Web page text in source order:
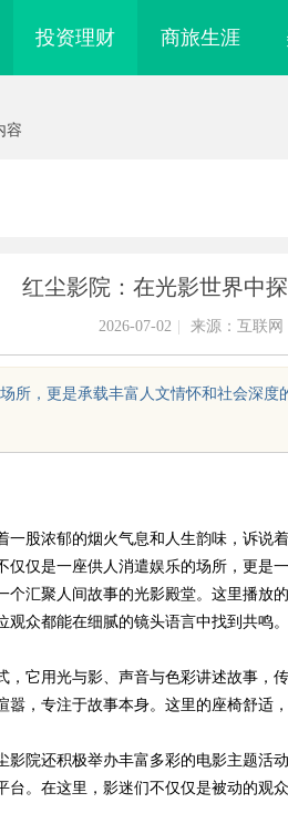
投资理财 商旅生涯
容
红尘影院：在光影世界中
2026-07-02 来源：互联网
所，更是承载丰富人文情怀和社会深
一股浓郁的烟火气息和人生韵味，诉说
仅仅是一座供人消遣娱乐的场所，更是
个汇聚人间故事的光影殿堂。这里播放
观众都能在细腻的镜头语言中找到共鸣
，它用光与影、声音与色彩讲述故事，
嚣，专注于故事本身。这里的座椅舒适
影院还积极举办丰富多彩的电影主题活
台。在这里，影迷们不仅仅是被动的观
花钱，ai却天天给他免费派单？